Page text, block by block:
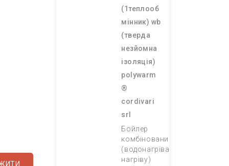
(1теплооб
мінник) wb
(тверда
незйомна
ізоляція)
polywarm
®
cordivari
srl
Бойлер
комбінований
(водонагрівач непрямого
нагріву)